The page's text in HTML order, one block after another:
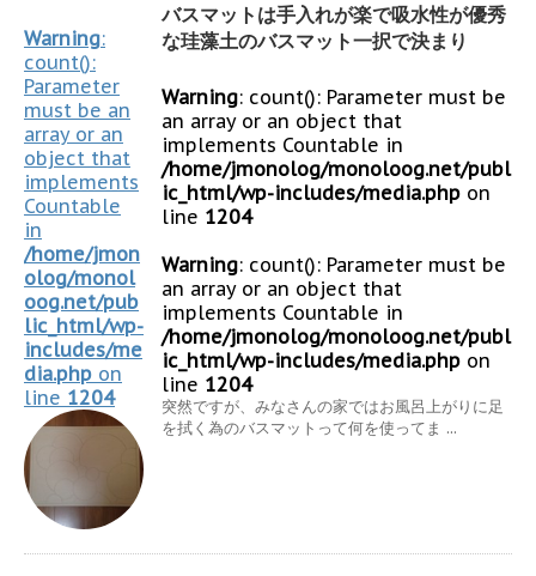
Warning:
count():
Parameter
must be an
array or an
object that
implements
Countable
in
/home/jmon
olog/monol
oog.net/pub
lic_html/wp-
includes/me
dia.php on
line 1204
バスマットは手入れが楽で吸水性が優秀
な珪藻土のバスマット一択で決まり
Warning: count(): Parameter must be
an array or an object that
implements Countable in
/home/jmonolog/monoloog.net/publ
ic_html/wp-includes/media.php on
line 1204
Warning: count(): Parameter must be
an array or an object that
implements Countable in
/home/jmonolog/monoloog.net/publ
ic_html/wp-includes/media.php on
line 1204
突然ですが、みなさんの家ではお風呂上がりに足
を拭く為のバスマットって何を使ってま ...